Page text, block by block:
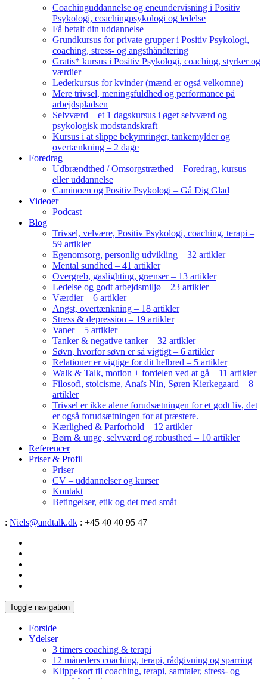
Coachinguddannelse og eneundervisning i Positiv
Psykologi, coachingpsykologi og ledelse
Få betalt din uddannelse
Grundkursus for private grupper i Positiv Psykologi,
coaching, stress- og angsthåndtering
Gratis* kursus i Positiv Psykologi, coaching, styrker og
værdier
Lederkursus for kvinder (mænd er også velkomne)
Mere trivsel, meningsfuldhed og performance på
arbejdspladsen
Selvværd – et 1 dagskursus i øget selvværd og
psykologisk modstandskraft
Kursus i at slippe bekymringer, tankemylder og
overtænkning – 2 dage
Foredrag
Udbrændthed / Omsorgstræthed – Foredrag, kursus
eller uddannelse
Caminoen og Positiv Psykologi – Gå Dig Glad
Videoer
Podcast
Blog
Trivsel, velvære, Positiv Psykologi, coaching, terapi –
59 artikler
Egenomsorg, personlig udvikling – 32 artikler
Mental sundhed – 41 artikler
Overgreb, gaslighting, grænser – 13 artikler
Ledelse og godt arbejdsmiljø – 23 artikler
Værdier – 6 artikler
Angst, overtænkning – 18 artikler
Stress & depression – 19 artikler
Vaner – 5 artikler
Tanker & negative tanker – 32 artikler
Søvn, hvorfor søvn er så vigtigt – 6 artikler
Relationer er vigtige for dit helbred – 5 artikler
Walk & Talk, motion + fordelen ved at gå – 11 artikler
Filosofi, stoicisme, Anaïs Nin, Søren Kierkegaard – 8
artikler
Trivsel er ikke alene forudsætningen for et godt liv, det
er også forudsætningen for at præstere.
Kærlighed & Parforhold – 12 artikler
Børn & unge, selvværd og robusthed – 10 artikler
Referencer
Priser & Profil
Priser
CV – uddannelser og kurser
Kontakt
Betingelser, etik og det med småt
: Niels@andtalk.dk : +45 40 40 95 47
Toggle navigation
Forside
Ydelser
3 timers coaching & terapi
12 måneders coaching, terapi, rådgivning og sparring
Klippekort til coaching, terapi, samtaler, stress- og